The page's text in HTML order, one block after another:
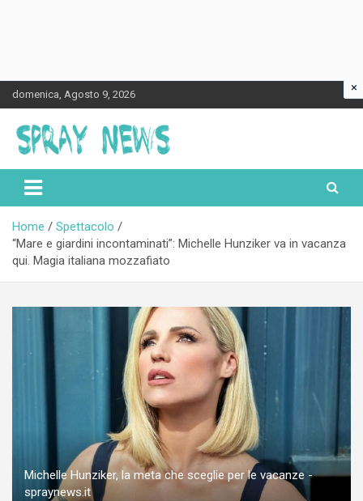
Skip
to
content
domenica, Agosto 9, 2026
Spraynews.it
Home
Spettacolo
“Mare e giardini incontaminati”: Michelle Hunziker va in vacanza
qui. Magia italiana mozzafiato
Michelle Hunziker, la meta che sceglie per le vacanze -
spraynews.it
×